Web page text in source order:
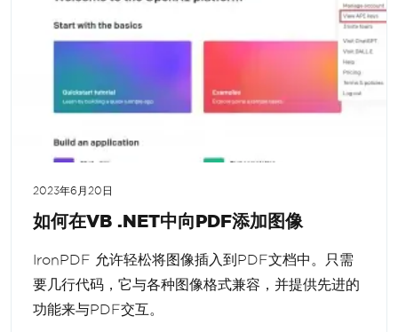
2023年6月20日
如何在VB .NET中向PDF添加图像
IronPDF 允许轻松将图像插入到PDF文档中。只需
要几行代码，它与各种图像格式兼容，并提供先进的
功能来与PDF交互。